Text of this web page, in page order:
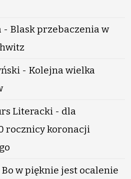
- Blask przebaczenia w
- Kolejna wielka
Literacki - dla
rocznicy koronacji
w pięknie jest ocalenie